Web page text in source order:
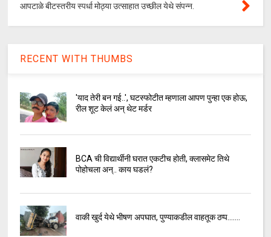
आपटाळे बीटस्तरीय स्पर्धा मोठ्या उत्साहात उच्छील येथे संपन्न.
RECENT WITH THUMBS
'याद तेरी बन गई..', घटस्फोटीत म्हणाला आपण पुन्हा एक होऊ,
रील शूट केलं अन् थेट मर्डर
BCA ची विद्यार्थीनी घरात एकटीच होती, क्लासमेट तिथे
पोहोचला अन्.. काय घडलं?
वाकी खुर्द येथे भीषण अपघात, पुण्याकडील वाहतूक ठप्प.......